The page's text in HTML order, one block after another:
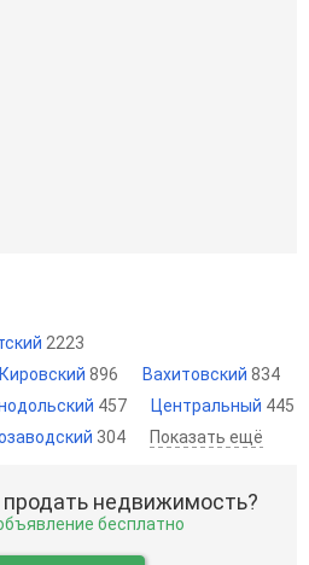
2223
Кировский 896 Вахитовский 834
457 Центральный 445
304 Показать ещё
недвижимость?
бесплатно